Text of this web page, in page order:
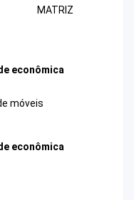
MATRIZ
econômica
móveis
econômica